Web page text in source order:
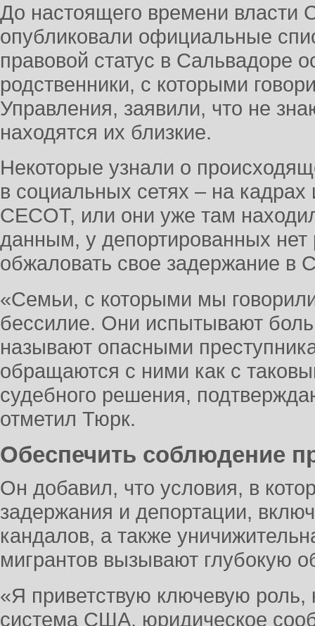
До настоящего времени
опубликовали официальные
правовой статус в Сальвадоре
родственники, с которыми
Управления, заявили, что не
находятся их близкие.
Некоторые узнали о
в социальных сетях – на кадрах
CECOT, или они уже там
данным, у депортированных нет
обжаловать свое задержание в
«Семьи, с которыми мы
бессилие. Они испытывают боль
называют опасными
обращаются с ними как с
судебного решения,
отметил Тюрк.
Обеспечить соблюдение
Он добавил, что условия, в
задержания и депортации,
кандалов, а также
мигрантов вызывают глубокую
«Я приветствую ключевую роль,
система США, юридическое